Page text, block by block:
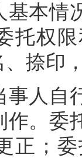
基本情
托权
捺印
事人自
作。委
正；